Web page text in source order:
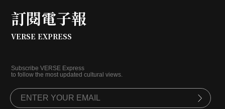
訂閱電子報
VERSE EXPRESS
Subscribe VERSE Express
to follow the most updated cultural views.